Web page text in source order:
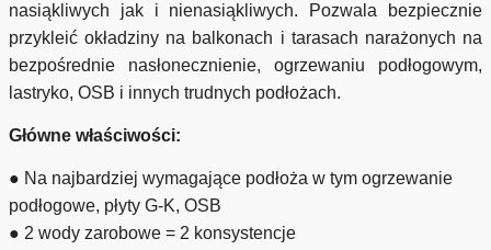
nasiąkliwych jak i nienasiąkliwych. Pozwala bezpiecznie
przykleić okładziny na balkonach i tarasach narażonych na
bezpośrednie nasłonecznienie, ogrzewaniu podłogowym,
lastryko, OSB i innych trudnych podłożach.
Główne właściwości:
● Na najbardziej wymagające podłoża w tym ogrzewanie
podłogowe, płyty G-K, OSB
● 2 wody zarobowe = 2 konsystencje